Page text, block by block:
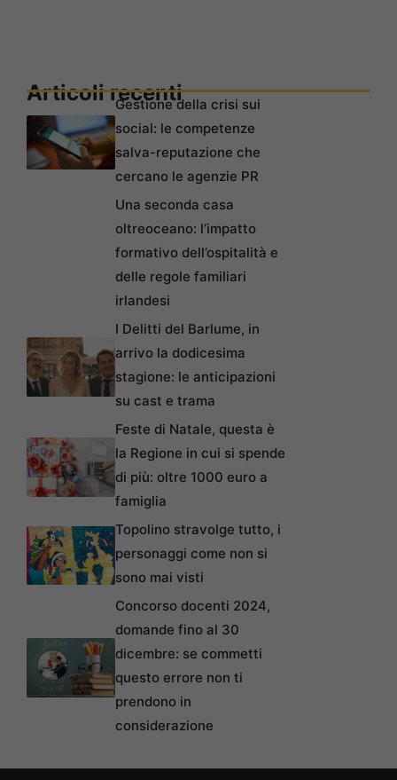
Articoli recentiGestione della crisi sui
social: le competenze
salva-reputazione che
cercano le agenzie PR
Una seconda casa
oltreoceano: l’impatto
formativo dell’ospitalità e
delle regole familiari
irlandesi
I Delitti del Barlume, in
arrivo la dodicesima
stagione: le anticipazioni
su cast e trama
Feste di Natale, questa è
la Regione in cui si spende
di più: oltre 1000 euro a
famiglia
Topolino stravolge tutto, i
personaggi come non si
sono mai visti
Concorso docenti 2024,
domande fino al 30
dicembre: se commetti
questo errore non ti
prendono in
considerazione